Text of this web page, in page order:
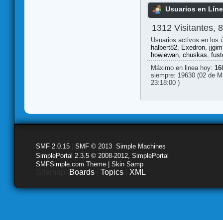
Usuarios en
1312 Visitantes,
Usuarios activos en los
halbert82, Exedron, jjgim
howiewan, chuskas,
Máximo en linea hoy:
siempre: 19630 (02 de
23:18:00 )
SMF 2.0.15 SMF © 2013 Simple Machines
SimplePortal 2.3.5 © 2008-2012, SimplePortal
SMFSimple.com Theme | Skin Samp
Boards Topics XML